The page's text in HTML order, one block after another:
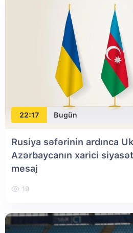
22:17 Bugün
Rusiya səfərinin ardınca
Azərbaycanın xarici
mesaj
19